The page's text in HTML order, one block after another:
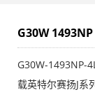
G30W
G30W-1493NP-
载英特尔赛扬J系